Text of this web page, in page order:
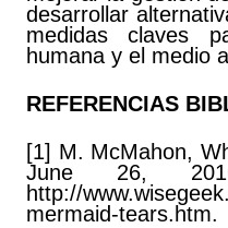
desarrollar
medidas claves
humana y el medio
REFERENCIAS
[1] M. McMahon,
June 26,
http://
mermaid-tears.htm.